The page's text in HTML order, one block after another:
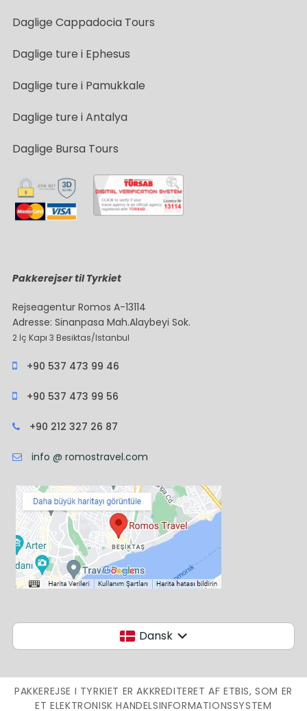
Daglige Cappadocia Tours
Daglige ture i Ephesus
Daglige ture i Pamukkale
Daglige ture i Antalya
Daglige Bursa Tours
Pakkerejser til Tyrkiet
Rejseagentur Romos A-13114
Adresse: Sinanpasa Mah.Alaybeyi Sok.
2 İç Kapı 3 Besiktas/Istanbul
+90 537 473 99 46
+90 537 473 99 56
+90 212 327 26 87
info @ romostravel.com
Dansk
PAKKEREJSE I TYRKIET ER AKKREDITERET AF ETBIS, SOM ER
ET ELEKTRONISK HANDELSINFORMATIONSSYSTEM